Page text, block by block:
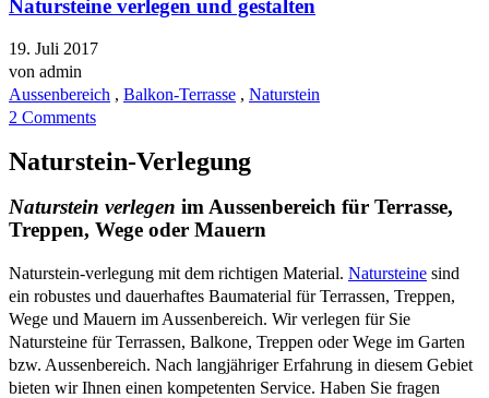
Natursteine verlegen und gestalten
19. Juli 2017
von admin
Aussenbereich , Balkon-Terrasse , Naturstein
2 Comments
Naturstein-Verlegung
Naturstein verlegen im Aussenbereich für Terrasse,
Treppen, Wege oder Mauern
Naturstein-verlegung mit dem richtigen Material. Natursteine sind
ein robustes und dauerhaftes Baumaterial für Terrassen, Treppen,
Wege und Mauern im Aussenbereich. Wir verlegen für Sie
Natursteine für Terrassen, Balkone, Treppen oder Wege im Garten
bzw. Aussenbereich. Nach langjähriger Erfahrung in diesem Gebiet
bieten wir Ihnen einen kompetenten Service. Haben Sie fragen